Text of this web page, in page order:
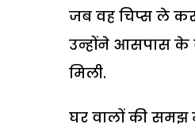
जब वह चिप्स ले कर
उन्होंने आसपास के
मिली.
घर वालों की समझ